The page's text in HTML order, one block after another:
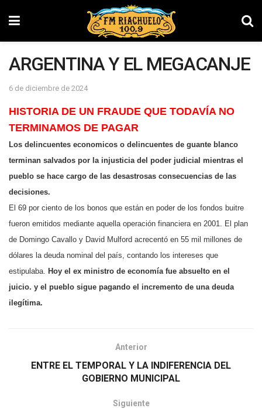
ARGENTINA Y EL MEGACANJE
6 de diciembre de 2024
HISTORIA DE UN FRAUDE QUE TODAVÍA NO
TERMINAMOS DE PAGAR
Los delincuentes economicos o delincuentes de guante blanco
terminan salvados por la injusticia del poder judicial mientras el
pueblo se hace cargo de las desastrosas consecuencias de las
decisiones.
El 69 por ciento de los bonos que están en poder de los fondos buitre
fueron emitidos mediante aquella operación financiera en 2001. El plan
de Domingo Cavallo y David Mulford acrecentó en 55 mil millones de
dólares la deuda nominal del país, contando los intereses que
estipulaba.
Hoy el ex ministro de economía fue absuelto en el
juicio. y el pueblo sigue pagando el incremento de una deuda
ilegítima.
Anterior
ENTRE EL TEMPORAL Y LA INDIFERENCIA DEL
GOBIERNO MUNICIPAL
Siguiente